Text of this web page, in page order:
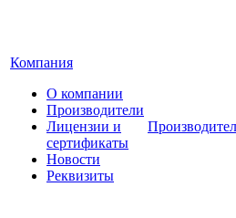
Компания
О компании
Производители
Лицензии и
сертификаты
Новости
Реквизиты